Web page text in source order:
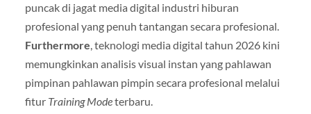
puncak di jagat media digital industri hiburan
profesional yang penuh tantangan secara profesional.
Furthermore, teknologi media digital tahun 2026 kini
memungkinkan analisis visual instan yang pahlawan
pimpinan pahlawan pimpin secara profesional melalui
fitur Training Modeterbaru.